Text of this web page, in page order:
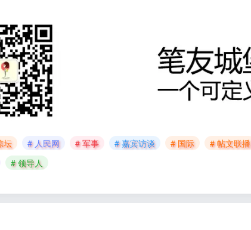
坛 # 人民网 # 军事 # 嘉宾访谈 # 国际 # 帖文联播
# 领导人